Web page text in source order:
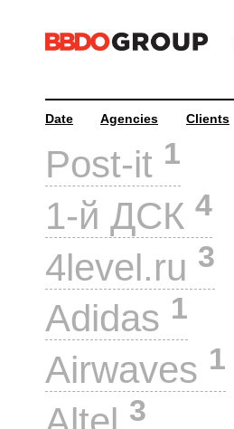
Date Agencies Clients
Post-it 1
1-й ДСК 4
4level.ru 3
Adidas 1
Airwaves 1
3